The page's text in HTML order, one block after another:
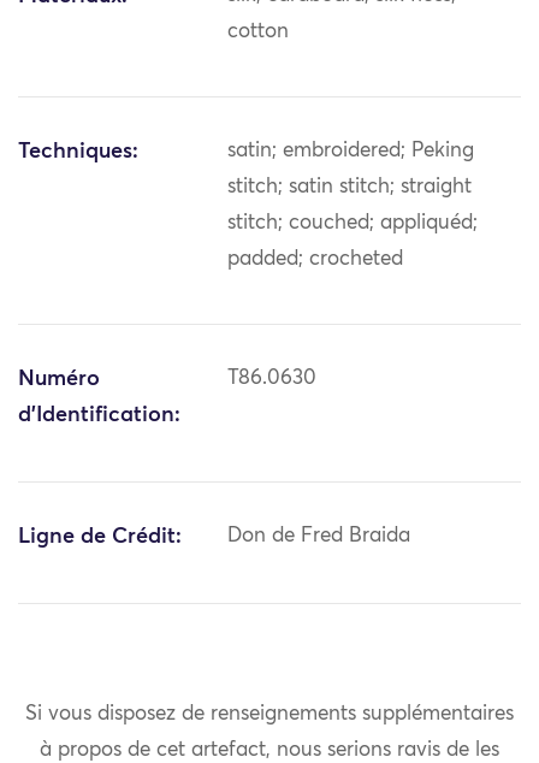
cotton
Techniques:
satin; embroidered; Peking
stitch; satin stitch; straight
stitch; couched; appliquéd;
padded; crocheted
Numéro
d'Identification:
T86.0630
Ligne de Crédit: Don de Fred Braida
Si vous disposez de renseignements supplémentaires
à propos de cet artefact, nous serions ravis de les